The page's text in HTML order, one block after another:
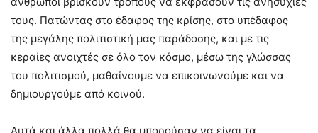
τους. Πατώντας στο έδαφος της κρίσης, στο υπέδαφος
της μεγάλης πολιτιστική μας παράδοσης, και με τις
κεραίες ανοιχτές σε όλο τον κόσμο, μέσω της γλώσσας
του πολιτισμού, μαθαίνουμε να επικοινωνούμε και να
δημιουργούμε από κοινού.